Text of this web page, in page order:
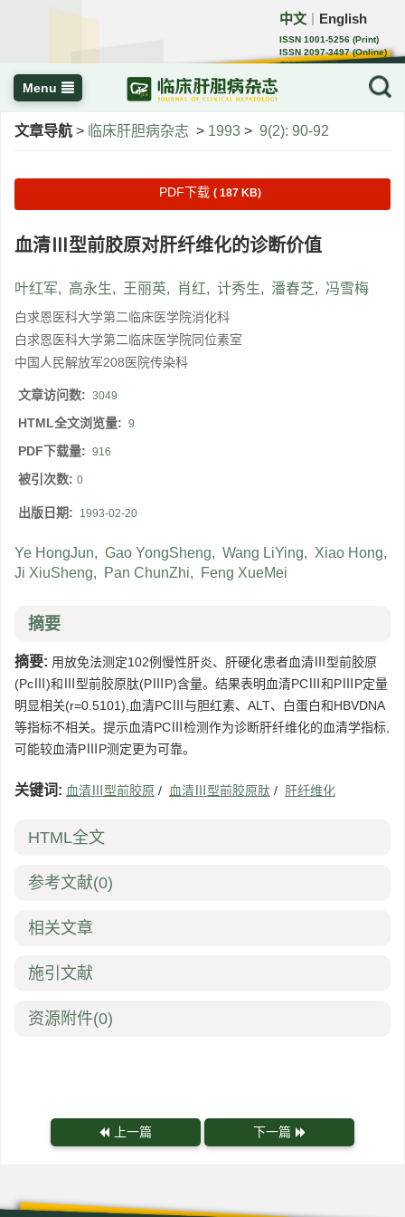
中文 English
ISSN 1001-5256 (Print)
ISSN 2097-3497 (Online)
CN 22-1108/R
Menu
文章导航 > 临床肝胆病杂志 > 1993 > 9(2): 90-92
PDF下载 ( 187 KB)
血清Ⅲ型前胶原对肝纤维化的诊断价值
叶红军, 高永生, 王丽英, 肖红, 计秀生, 潘春芝, 冯雪梅
白求恩医科大学第二临床医学院消化科
白求恩医科大学第二临床医学院同位素室
中国人民解放军208医院传染科
文章访问数: 3049
HTML全文浏览量: 9
PDF下载量: 916
被引次数: 0
出版日期: 1993-02-20
Ye HongJun, Gao YongSheng, Wang LiYing, Xiao Hong,
Ji XiuSheng, Pan ChunZhi, Feng XueMei
摘要
摘要: 用放免法测定102例慢性肝炎、肝硬化患者血清Ⅲ型前胶原
(PcⅢ)和Ⅲ型前胶原肽(PⅢP)含量。结果表明血清PCⅢ和PⅢP定量
明显相关(r=0.5101),血清PCⅢ与胆红素、ALT、白蛋白和HBVDNA
等指标不相关。提示血清PCⅢ检测作为诊断肝纤维化的血清学指标,
可能较血清PⅢP测定更为可靠。
关键词: 血清Ⅲ型前胶原 / 血清Ⅲ型前胶原肽 / 肝纤维化
HTML全文
参考文献(0)
相关文章
施引文献
资源附件(0)
上一篇 下一篇